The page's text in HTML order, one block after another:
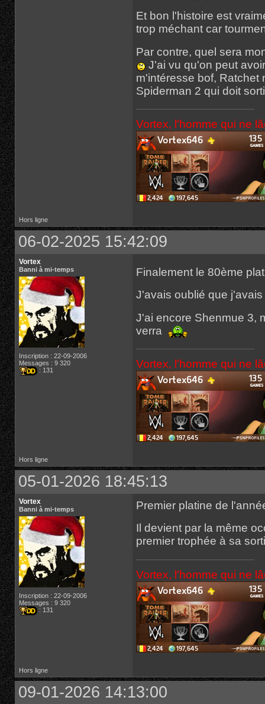
Et bon l'histoire est
trop méchant car
Par contre, quel sera
J'ai vu qu'on peut
m'intéresse bof, Ratchet
Spiderman 2 qui doit
Vortex, l'homme qui ne
Hors ligne
06-02-2025 15:42:09
Vortex
Banni à mi-temps
Inscription : 22-09-2006
Messages : 9 320
: 131
Finalement le 80ème
J'avais oublié que
J'ai encore Shenmue 3,
verra
Vortex, l'homme qui ne
Hors ligne
05-01-2026 18:45:13
Vortex
Banni à mi-temps
Inscription : 22-09-2006
Messages : 9 320
: 131
Premier platine de
Il devient par la même
premier trophée à sa
Vortex, l'homme qui ne
Hors ligne
09-01-2026 14:13:00